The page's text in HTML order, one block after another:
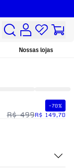
Nossas lojas
-70%
R$ 499R$ 149,70